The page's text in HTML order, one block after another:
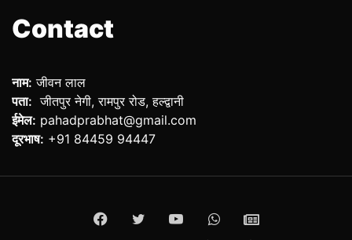
Contact
नाम: जीवन लाल
पता: जीतपुर नेगी, रामपुर रोड, हल्द्वानी
ईमेल: pahadprabhat@gmail.com
दूरभाष: +91 84459 94447
Facebook
TwitterYouTubeWhatsApp
ePaper